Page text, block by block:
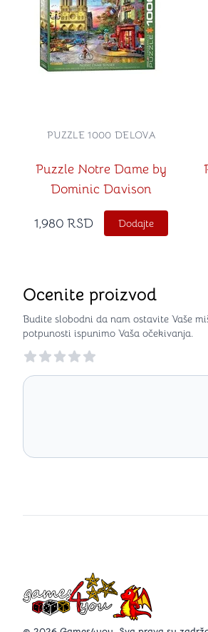
Puzzle Notre Dame by
Dominic Davison
PUZZLE 1000 DELOVA
1,980 RSD Dodajte
Ocenite proizvod
Budite slobodni da nam ostavite Vaše
potpunosti ispunimo Vaša očekivanja.
Reviews
Games4you logo